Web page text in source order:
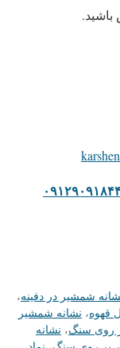
شمشیر در دفینه،
قهوه، نشانه شمشیر
روی سنگ، نشانه